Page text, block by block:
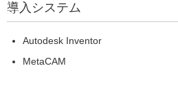
導入システム
Autodesk Inventor
MetaCAM